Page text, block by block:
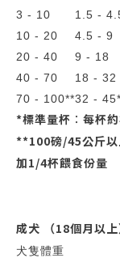
3 - 10
1.5 -
10 - 20
4.5 - 9
20 - 40
9 - 18
40 - 70
18 - 32
70 - 100**32 -
*標準量杯︰每杯
**100磅/45公斤以
加1/4杯餵食份量
成犬 （18個月以上
犬隻體重